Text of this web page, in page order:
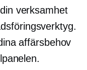
verksamhet
affärsbehov